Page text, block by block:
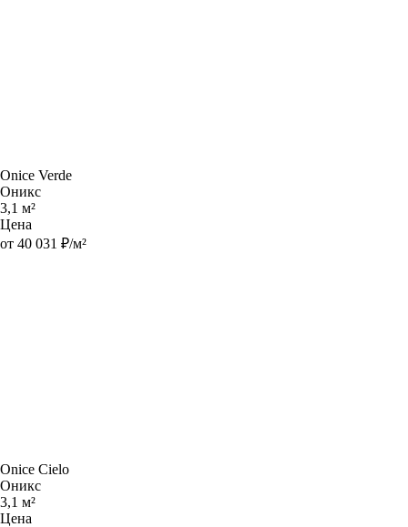
Onice Verde
Оникс
3,1 м²
Цена
от 40 031 ₽/м²
Onice Cielo
Оникс
3,1 м²
Цена